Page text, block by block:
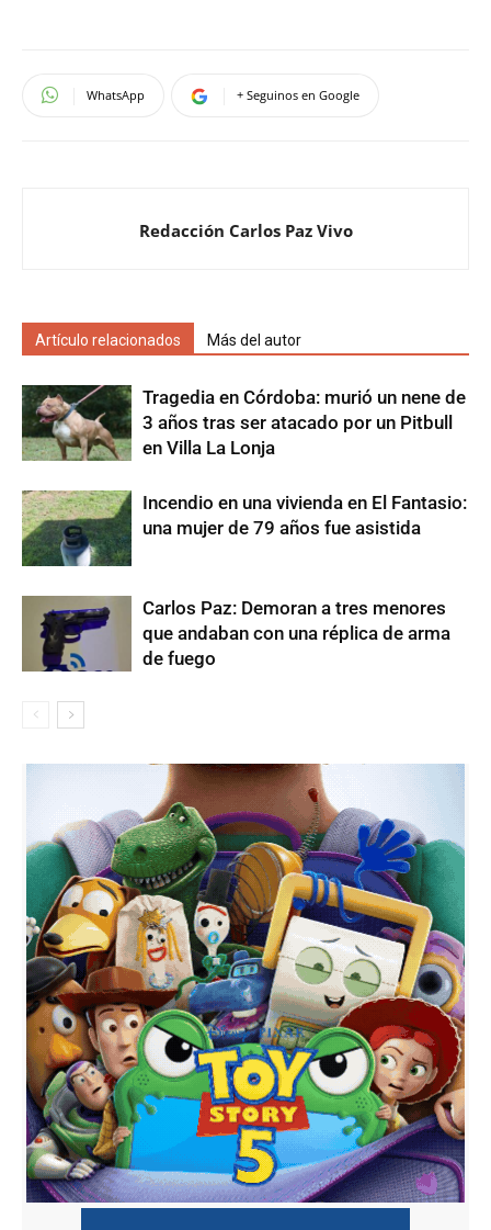
WhatsApp + Seguinos en Google
Redacción Carlos Paz Vivo
Artículo relacionados Más del autor
Tragedia en Córdoba: murió un nene de
3 años tras ser atacado por un Pitbull
en Villa La Lonja
Incendio en una vivienda en El Fantasio:
una mujer de 79 años fue asistida
Carlos Paz: Demoran a tres menores
que andaban con una réplica de arma
de fuego